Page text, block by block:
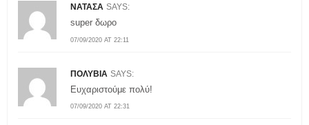
ΝΑΤΑΣΑ SAYS:
07/09/2020 AT 22:11
super δωρο
ΠΟΛΥΒΙΑ SAYS:
07/09/2020 AT 22:31
Ευχαριστούμε πολύ!